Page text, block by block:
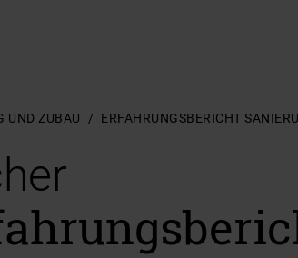
UND ZUBAU ERFAHRUNGSBERICHT